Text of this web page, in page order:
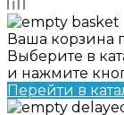
Ваша корзина
Выберите в
и нажмите
Перейти в